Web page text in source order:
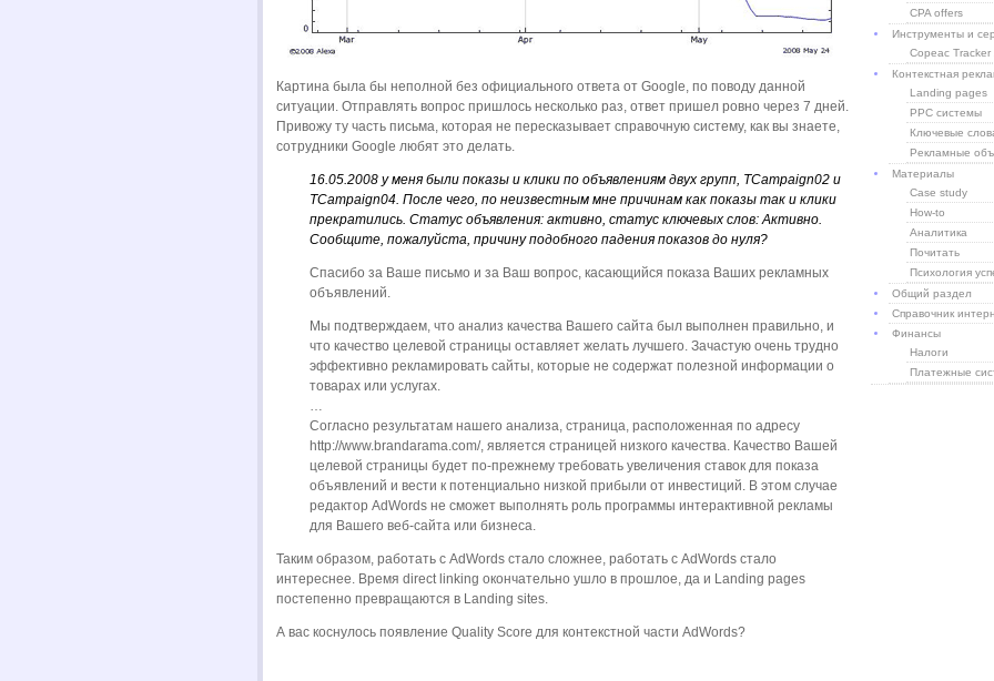
Картина была бы неполной без официального ответа от Google, по поводу данной
ситуации. Отправлять вопрос пришлось несколько раз, ответ пришел ровно через 7 дней.
Привожу ту часть письма, которая не пересказывает справочную систему, как вы знаете,
сотрудники Google любят это делать.
16.05.2008 у меня были показы и клики по объявлениям двух групп, TCampaign02 и
TCampaign04. После чего, по неизвестным мне причинам как показы так и клики
прекратились. Статус объявления: активно, статус ключевых слов: Активно.
Сообщите, пожалуйста, причину подобного падения показов до нуля?
Спасибо за Ваше письмо и за Ваш вопрос, касающийся показа Ваших рекламных
объявлений.
Мы подтверждаем, что анализ качества Вашего сайта был выполнен правильно, и
что качество целевой страницы оставляет желать лучшего. Зачастую очень трудно
эффективно рекламировать сайты, которые не содержат полезной информации о
товарах или услугах.
…
Согласно результатам нашего анализа, страница, расположенная по адресу
http://www.brandarama.com/, является страницей низкого качества. Качество Вашей
целевой страницы будет по-прежнему требовать увеличения ставок для показа
объявлений и вести к потенциально низкой прибыли от инвестиций. В этом случае
редактор AdWords не сможет выполнять роль программы интерактивной рекламы
для Вашего веб-сайта или бизнеса.
Таким образом, работать с AdWords cтало сложнее, работать с AdWords стало
интереснее. Время direct linking окончательно ушло в прошлое, да и Landing pages
постепенно превращаются в Landing sites.
А вас коснулось появление Quality Score для контекстной части AdWords?
CPA offers
Инструменты и
Copeac Tracker
Контекстная
Landing pages
PPC системы
Ключевые
Рекламные
Материалы
Case study
How-to
Аналитика
Почитать
Психология
Общий раздел
Справочник
Финансы
Налоги
Платежные